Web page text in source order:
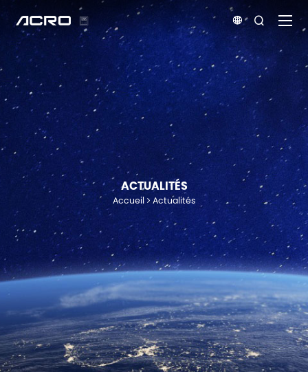
 
ACTUALITÉS
Accueil Actualités